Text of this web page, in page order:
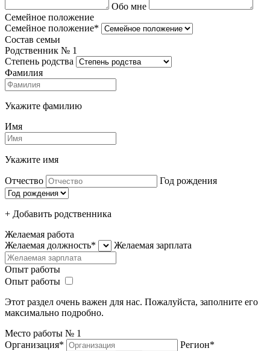
Обо мне
Семейное положение
Семейное положение*
Состав семьи
Родственник № 1
Степень родства
Фамилия
Укажите фамилию
Имя
Укажите имя
Отчество Год рождения
+ Добавить родcтвенника
Желаемая работа
Желаемая должность*
Желаемая зарплата
Опыт работы
Опыт работы
Этот раздел очень важен для нас. Пожалуйста, заполните его
максимально подробно.
Место работы № 1
Организация*
Регион*